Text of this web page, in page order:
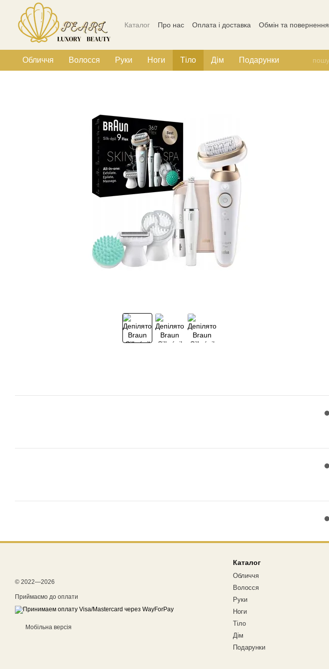
Перейти до основного контенту
Каталог Про нас Оплата і доставка Обмін та повернення
Обличчя Волосся Руки Ноги Тіло Дім Подарунки
© 2022—2026
Приймаємо до оплати
Мобільна версія
Каталог
Обличчя
Волосся
Руки
Ноги
Тіло
Дім
Подарунки